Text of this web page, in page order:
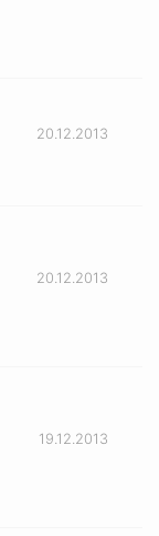
20.12.2013
20.12.2013
19.12.2013